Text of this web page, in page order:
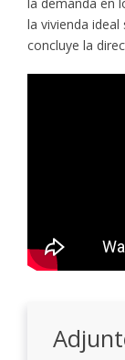
la vivienda ideal
concluye la